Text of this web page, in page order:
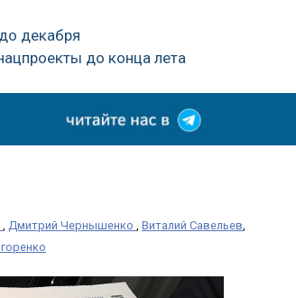
декабря
до конца лета
Дмитрий Чернышенко Виталий Савельев